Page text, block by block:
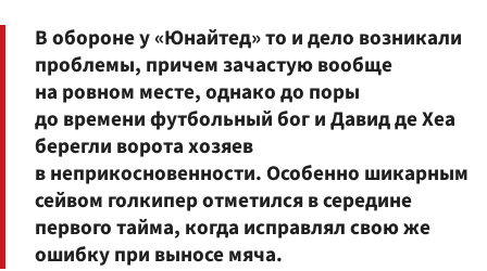
В обороне у «Юнайтед» то и дело возникали
проблемы, причем зачастую вообще
на ровном месте, однако до поры
до времени футбольный бог и Давид де Хеа
берегли ворота хозяев
в неприкосновенности. Особенно шикарным
сейвом голкипер отметился в середине
первого тайма, когда исправлял свою же
ошибку при выносе мяча.